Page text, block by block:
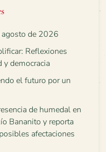
agosto de 2026
Reflexiones
y democracia
el futuro por un
de humedal en
Bananito y reporta
afectaciones